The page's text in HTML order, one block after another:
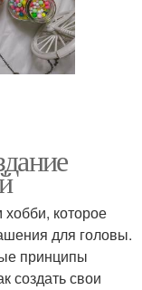
которое
для головы.
принципы
создать свои